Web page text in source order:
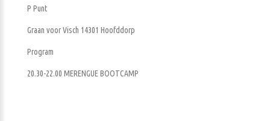
P Punt
Graan voor Visch 14301 Hoofddorp
Program
20.30-22.00 MERENGUE BOOTCAMP